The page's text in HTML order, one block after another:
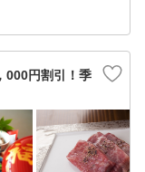
000円割引！季